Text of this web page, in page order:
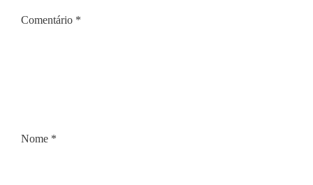
Comentário *
Nome *